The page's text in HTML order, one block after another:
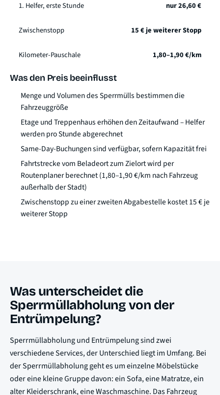
1. Helfer, erste Stunde nur 26,60 €
Zwischenstopp 15 € je weiterer Stopp
Kilometer-Pauschale 1,80–1,90 €/km
Was den Preis beeinflusst
Menge und Volumen des Sperrmülls bestimmen die
Fahrzeuggröße
Etage und Treppenhaus erhöhen den Zeitaufwand – Helfer
werden pro Stunde abgerechnet
Same-Day-Buchungen sind verfügbar, sofern Kapazität frei
Fahrtstrecke vom Beladeort zum Zielort wird per
Routenplaner berechnet (1,80–1,90 €/km nach Fahrzeug
außerhalb der Stadt)
Zwischenstopp zu einer zweiten Abgabestelle kostet 15 € je
weiterer Stopp
Was unterscheidet die
Sperrmüllabholung von der
Entrümpelung?
Sperrmüllabholung und Entrümpelung sind zwei
verschiedene Services, der Unterschied liegt im Umfang. Bei
der Sperrmüllabholung geht es um einzelne Möbelstücke
oder eine kleine Gruppe davon: ein Sofa, eine Matratze, ein
alter Kleiderschrank, eine Waschmaschine. Das Fahrzeug